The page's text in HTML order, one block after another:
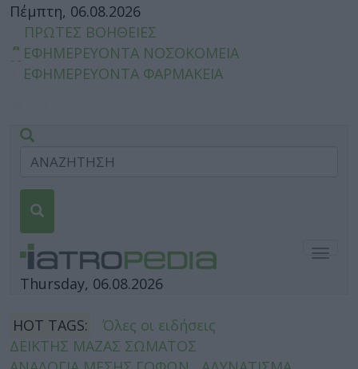
Πέμπτη, 06.08.2026
ΠΡΩΤΕΣ ΒΟΗΘΕΙΕΣ
ΕΦΗΜΕΡΕΥΟΝΤΑ ΝΟΣΟΚΟΜΕΙΑ
ΕΦΗΜΕΡΕΥΟΝΤΑ ΦΑΡΜΑΚΕΙΑ
Thursday, 06.08.2026
HOT TAGS:
Όλες οι ειδήσεις
ΔΕΙΚΤΗΣ ΜΑΖΑΣ ΣΩΜΑΤΟΣ